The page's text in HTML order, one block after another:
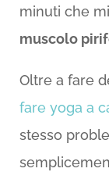
minuti che
muscolo
Oltre a fare
fare yoga a
stesso